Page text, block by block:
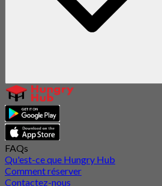
FAQs
Qu'est-ce que Hungry Hub
Comment réserver
Contactez-nous